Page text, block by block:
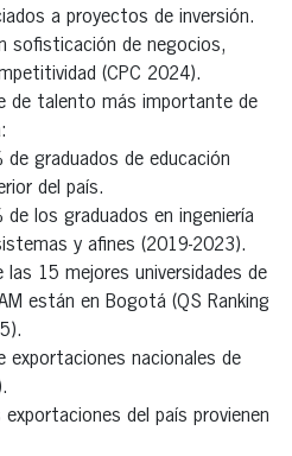
a proyectos de inversión.
sofisticación de negocios,
(CPC 2024).
de talento más importante de
de graduados de educación
del país.
de los graduados en ingeniería
y afines (2019-2023).
las 15 mejores universidades de
están en Bogotá (QS Ranking
exportaciones nacionales de
exportaciones del país provienen